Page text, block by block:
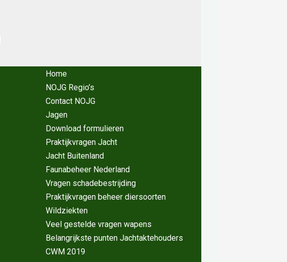
Home
NOJG Regio’s
Contact NOJG
Jagen
Download formulieren
Praktijkvragen Jacht
Jacht Buitenland
Faunabeheer Nederland
Vragen schadebestrijding
Praktijkvragen beheer diersoorten
Wildziekten
Veel gestelde vragen wapens
Belangrijkste punten Jachtaktehouders
CWM 2019